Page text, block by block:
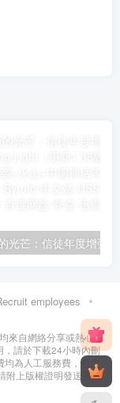
employees
來自網絡分享或熱心網
，請於下載24小時內刪
為人工服務費，包含
附上版權證明發送至郵